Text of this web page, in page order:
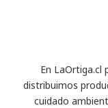
En LaOrtiga.cl
distribuimos
cuidado